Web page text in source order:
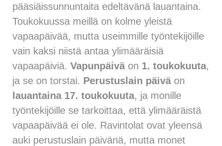
pääsiäissunnuntaita edeltävänä lauantaina.
Toukokuussa meillä on kolme yleistä
vapaapäivää, mutta useimmille työntekijöille
vain kaksi niistä antaa ylimääräisiä
vapaapäiviä. Vapunpäivä on 1. toukokuuta,
ja se on torstai. Perustuslain päivä on
lauantaina 17. toukokuuta, ja monille
työntekijöille se tarkoittaa, että ylimääräistä
vapaapäivää ei ole. Ravintolat ovat yleensä
auki perustuslain päivänä, mutta monet